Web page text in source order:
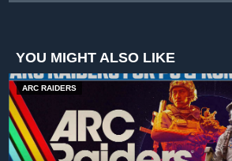
YOU MIGHT ALSO LIKE
ARC RAIDERS